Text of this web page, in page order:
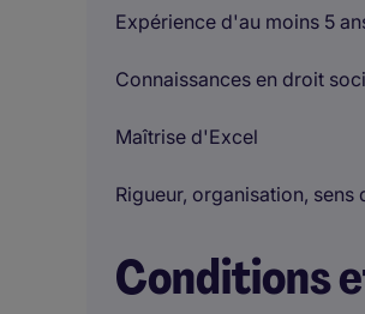
Expérience d'au moins 5
Connaissances en droit
Maîtrise d'Excel
Rigueur, organisation,
Conditions